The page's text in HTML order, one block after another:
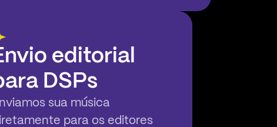
editorial
DSPs
sua música
para os editores